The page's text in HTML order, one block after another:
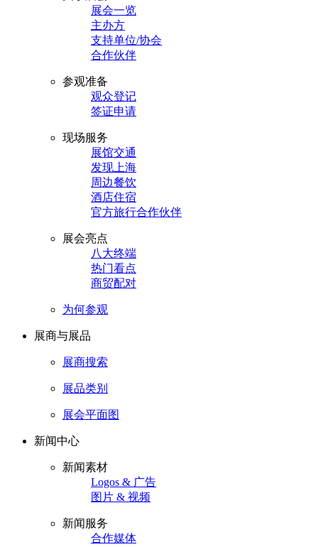
展会一览
主办方
支持单位/协会
合作伙伴
参观准备
观众登记
签证申请
现场服务
展馆交通
发现上海
周边餐饮
酒店住宿
官方旅行合作伙伴
展会亮点
八大终端
热门看点
商贸配对
为何参观
展商与展品
展商搜索
展品类别
展会平面图
新闻中心
新闻素材
Logos & 广告
图片 & 视频
新闻服务
合作媒体